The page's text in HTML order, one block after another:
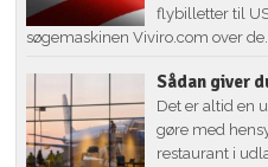
flybilletter til
søgemaskinen Viviro.com over de...
Sådan giver
Det er altid en
gøre med
restaurant i